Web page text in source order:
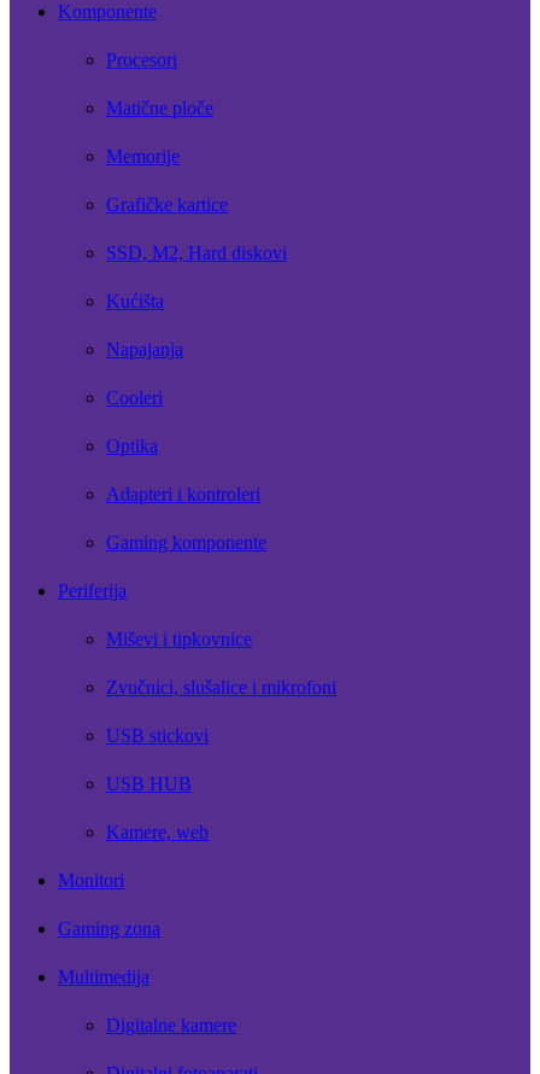
Komponente
Procesori
Matične ploče
Memorije
Grafičke kartice
SSD, M2, Hard diskovi
Kućišta
Napajanja
Cooleri
Optika
Adapteri i kontroleri
Gaming komponente
Periferija
Miševi i tipkovnice
Zvučnici, slušalice i mikrofoni
USB stickovi
USB HUB
Kamere, web
Monitori
Gaming zona
Multimedija
Digitalne kamere